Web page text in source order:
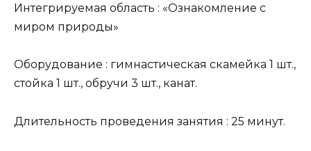
Интегрируемая область : «Ознакомление с
миром природы»
Оборудование : гимнастическая скамейка 1 шт.,
стойка 1 шт., обручи 3 шт., канат.
Длительность проведения занятия : 25 минут.